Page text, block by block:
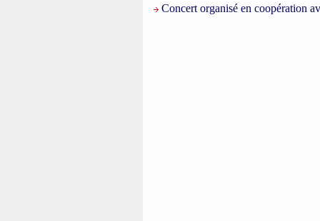
Concert organisé en coopération